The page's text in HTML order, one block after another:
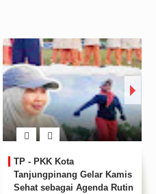
TP - PKK Kota
Tanjungpinang Gelar Kamis
Sehat sebagai Agenda Rutin